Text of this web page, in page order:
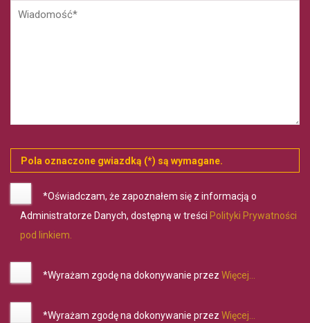
Pola oznaczone gwiazdką (*) są wymagane.
*Oświadczam, że zapoznałem się z informacją o
Administratorze Danych, dostępną w treści Polityki Prywatności
pod linkiem.
*Wyrażam zgodę na dokonywanie przez Więcej...
*Wyrażam zgodę na dokonywanie przez Więcej...